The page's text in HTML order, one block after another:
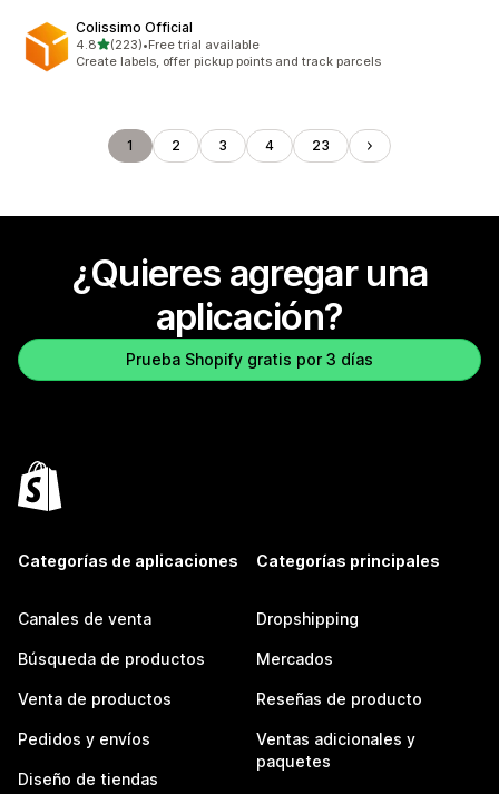
Colissimo Official
4.8de 5 estrellas
(223)
223 reseñas en total
•Free trial available
Create labels, offer pickup points and track parcels
1 2 3 4 23
¿Quieres agregar una
aplicación?
Prueba Shopify gratis por 3 días
Categorías de aplicaciones
Canales de venta
Búsqueda de productos
Venta de productos
Pedidos y envíos
Diseño de tiendas
Categorías principales
Dropshipping
Mercados
Reseñas de producto
Ventas adicionales y
paquetes